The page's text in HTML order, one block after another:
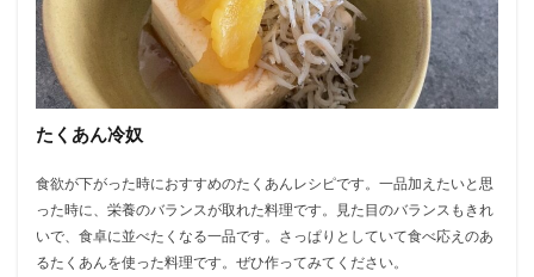
たくあん冷奴
食欲が下がった時におすすめのたくあんレシピです。一品加えたいと思
った時に、栄養のバランスが取れた料理です。見た目のバランスもきれ
いで、食卓に並べたくなる一品です。さっぱりとしていて食べ応えのあ
るたくあんを使った料理です。ぜひ作ってみてください。